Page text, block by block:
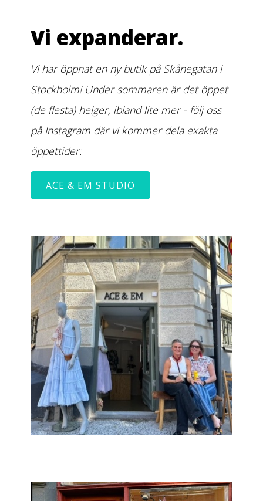
Vi expanderar.
Vi har öppnat en ny butik på Skånegatan i
Stockholm! Under sommaren är det öppet
(de flesta) helger, ibland lite mer - följ oss
på Instagram där vi kommer dela exakta
öppettider:
ACE & EM STUDIO